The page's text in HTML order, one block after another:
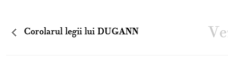
Corolarul legii lui DUGANN